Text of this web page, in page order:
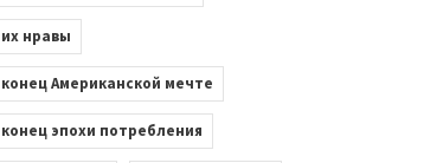
их нравы
конец Американской мечте
конец эпохи потребления